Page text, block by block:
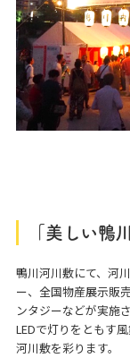
「美しい鴨
鴨川河川敷にて、河
ー、全国物産展示販
ンタジーなどが実施
LEDで灯りをともす
河川敷を彩ります。